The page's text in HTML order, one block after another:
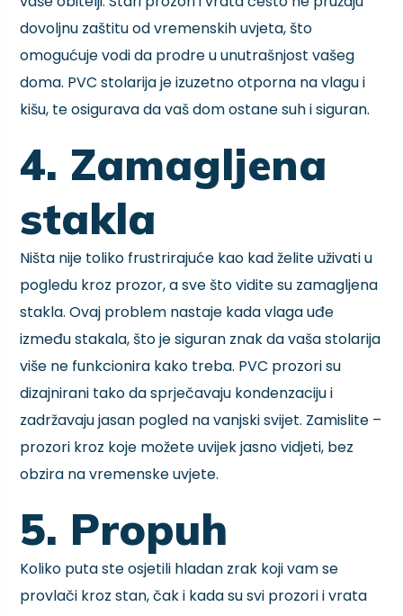
dovoljnu zaštitu od vremenskih uvjeta, što
omogućuje vodi da prodre u unutrašnjost vašeg
doma. PVC stolarija je izuzetno otporna na vlagu i
kišu, te osigurava da vaš dom ostane suh i siguran.
4. Zamagljena
stakla
Ništa nije toliko frustrirajuće kao kad želite uživati u
pogledu kroz prozor, a sve što vidite su zamagljena
stakla. Ovaj problem nastaje kada vlaga uđe
između stakala, što je siguran znak da vaša stolarija
više ne funkcionira kako treba. PVC prozori su
dizajnirani tako da sprječavaju kondenzaciju i
zadržavaju jasan pogled na vanjski svijet. Zamislite –
prozori kroz koje možete uvijek jasno vidjeti, bez
obzira na vremenske uvjete.
5. Propuh
Koliko puta ste osjetili hladan zrak koji vam se
provlači kroz stan, čak i kada su svi prozori i vrata